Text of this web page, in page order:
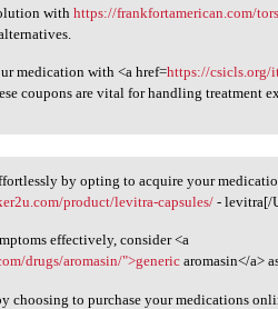
withhttps://frankfortamerican.com/
medication with <a href=https://csicls.org/
coupons are vital for handling treatment
by opting to acquire your
product/levitra-capsules/ - levitra[/
effectively, consider <a
drugs/aromasin/">generic aromasin</a>
choosing to purchase your medications